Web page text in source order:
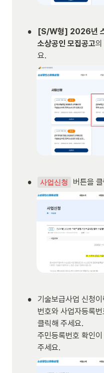
•
[S/W형] 2026년 스
소상공인 모집공고의
요.
• 사업신청 버튼을
•
기술보급사업 신청
번호와 사업자등록
클릭해 주세요.
주민등록번호 확인이
주세요.